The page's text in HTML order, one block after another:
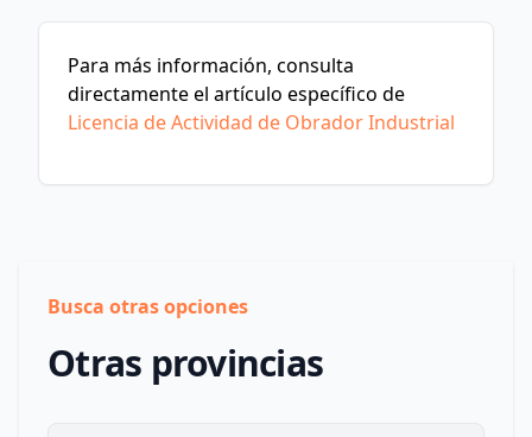
Para más información, consulta
directamente el artículo específico de
Licencia de Actividad de Obrador Industrial
Busca otras opciones
Otras provincias